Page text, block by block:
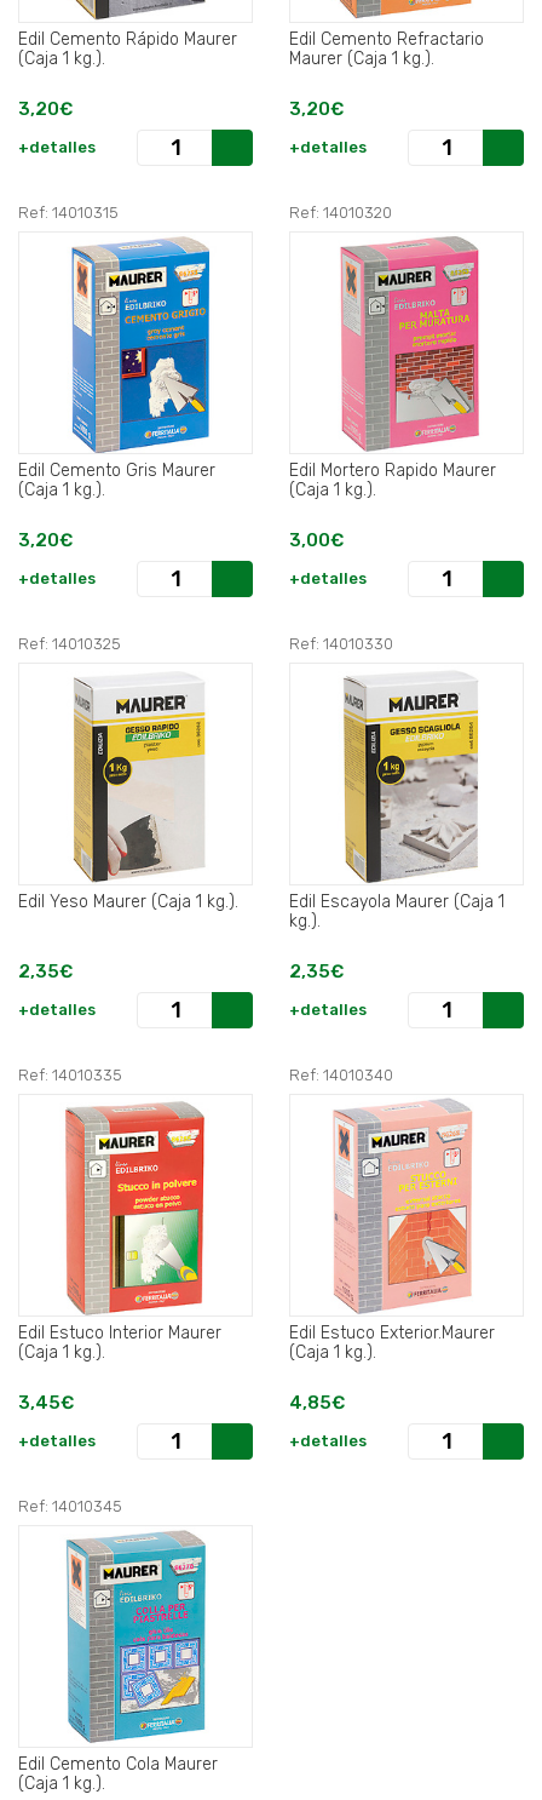
Edil Cemento Rápido Maurer
(Caja 1 kg.).
3,20€
+detalles
Edil Cemento Refractario
Maurer (Caja 1 kg.).
3,20€
+detalles
Ref: 14010315
Edil Cemento Gris Maurer
(Caja 1 kg.).
3,20€
+detalles
Ref: 14010320
Edil Mortero Rapido Maurer
(Caja 1 kg.).
3,00€
+detalles
Ref: 14010325
Edil Yeso Maurer (Caja 1 kg.).
2,35€
+detalles
Ref: 14010330
Edil Escayola Maurer (Caja 1
kg.).
2,35€
+detalles
Ref: 14010335
Edil Estuco Interior Maurer
(Caja 1 kg.).
3,45€
+detalles
Ref: 14010340
Edil Estuco Exterior.Maurer
(Caja 1 kg.).
4,85€
+detalles
Ref: 14010345
Edil Cemento Cola Maurer
(Caja 1 kg.).